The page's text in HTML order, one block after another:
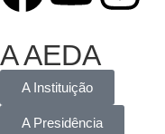
A AEDA
A Instituição
A Presidência